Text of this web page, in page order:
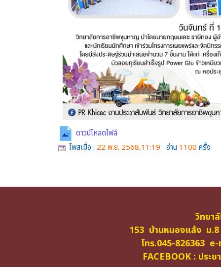
ดาวน์โหลดไฟล์
โพสเมื่อ : 22 พ.ย. 2568,11:19 อ่าน 1100 ครั้ง
วิทยา
153 บ้านหนองแล้ง ม
โทร.045-826363
FACEBOOK : ประ